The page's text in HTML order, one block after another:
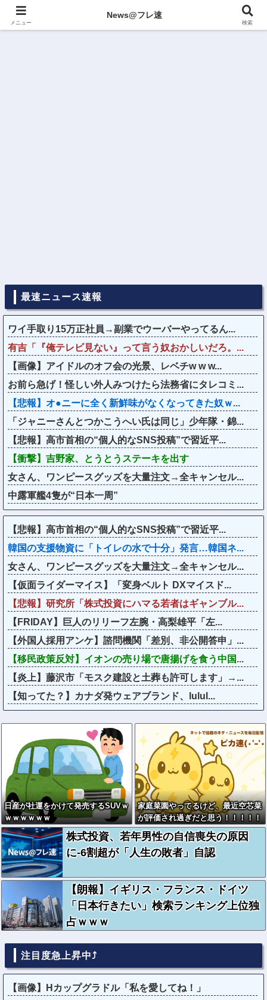
最速ニュース速報
ワイ手取り15万正社員→副業でウーバーやってるん...
有吉「『俺テレビ見ない』って言う奴おかしいだろ。...
【画像】アイドルのオフ会の光景、レベチw w w...
お前ら急げ！怪しい外人みつけたら法務省にタレコミ...
【悲報】オ●ニーに全く新鮮味がなくなってきた奴ｗ...
「ジャニーさんとつかこうへい氏は同じ」少年隊・錦...
【悲報】高市首相の“個人的なSNS投稿”で習近平...
【衝撃】吉野家、とうとうステーキを出す
女さん、ワンピースグッズを大量注文→全キャンセル...
中露軍艦4隻が“日本一周”
【悲報】高市首相の“個人的なSNS投稿”で習近平...
韓国の支援物資に「トイレの水で十分」発言…韓国ネ...
女さん、ワンピースグッズを大量注文→全キャンセル...
【仮面ライダーマイス】「変身ベルト DXマイスド...
【悲報】研究所「株式投資にハマる若者はギャンブル...
【FRIDAY】巨人のリリーフ左腕・高梨雄平「左...
【外国人採用アンケ】諮問機関「差別、非公開答申」...
【移民政策反対】イオンの売り場で唐揚げを食う中国...
【炎上】藤沢市「モスク建設と土葬も許可します」→...
【知ってた？】カナダ発ウェアブランド、lulul...
日産が社運をかけて発売するSUVｗ
ｗｗｗｗｗｗ
家庭菜園やってるけど、最近空芯菜
が評価され過ぎだと思う！！！！！
株式投資、若年男性の自信喪失の原因
に-6割超が「人生の敗者」自認
【朗報】イギリス・フランス・ドイツ
「日本行きたい」検索ランキング上位独
占ｗｗｗ
注目度急上昇中⤴
【画像】Hカップグラドル「私を愛してね！」
メニュー
News@フレ速
検索